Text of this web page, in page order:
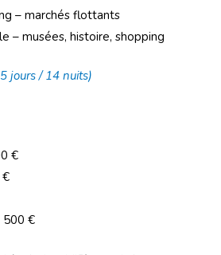
– marchés flottants
– musées, histoire, shopping
jours / 14 nuits)
€
€
500 €